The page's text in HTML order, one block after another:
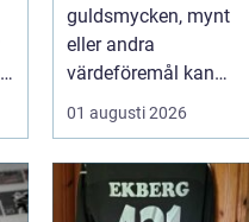
guldsmycken, mynt
eller andra
värdeföremål kan
kännas både
lockande och
osäkert på samma
g...
01 augusti 2026